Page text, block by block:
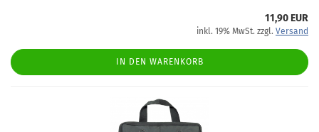
11,90 EUR
inkl. 19% MwSt. zzgl. Versand
IN DEN WARENKORB